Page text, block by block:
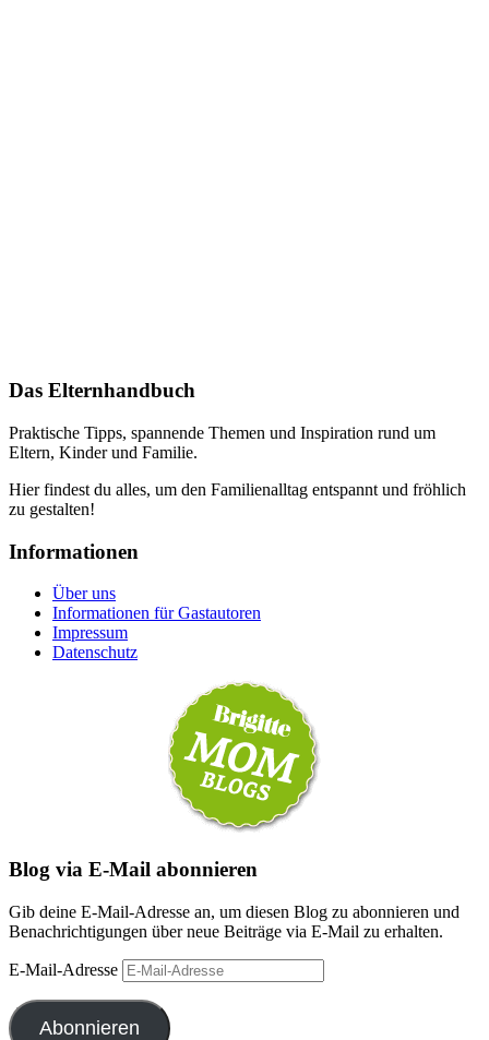
Das Elternhandbuch
Praktische Tipps, spannende Themen und Inspiration rund um
Eltern, Kinder und Familie.
Hier findest du alles, um den Familienalltag entspannt und fröhlich
zu gestalten!
Informationen
Über uns
Informationen für Gastautoren
Impressum
Datenschutz
Blog via E-Mail abonnieren
Gib deine E-Mail-Adresse an, um diesen Blog zu abonnieren und
Benachrichtigungen über neue Beiträge via E-Mail zu erhalten.
E-Mail-Adresse
Abonnieren